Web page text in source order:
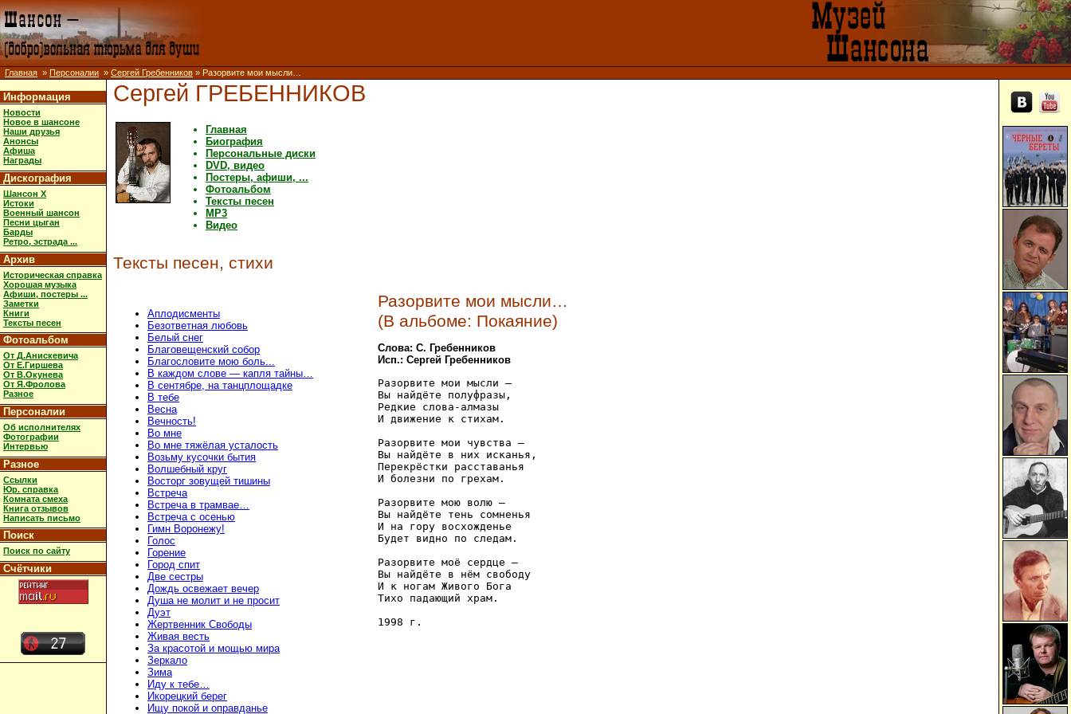
Главная » Персоналии » Сергей Гребенников » Разорвите мои мысли…
Информация
Новости
Новое в шансоне
Наши друзья
Анонсы
Афиша
Награды
Дискография
Шансон X
Истоки
Военный шансон
Песни цыган
Барды
Ретро, эстрада ...
Архив
Историческая справка
Хорошая музыка
Афиши, постеры ...
Заметки
Книги
Тексты песен
Фотоальбом
От Д.Анискевича
От Е.Гиршева
От В.Окунева
От Я.Фролова
Разное
Персоналии
Об исполнителях
Фотографии
Интервью
Разное
Ссылки
Юр. справка
Комната смеха
Книга отзывов
Написать письмо
Поиск
Поиск по сайту
Счётчики
Сергей ГРЕБЕННИКОВ
Главная
Биография
Персональные диски
DVD, видео
Постеры, афиши, ...
Фотоальбом
Тексты песен
MP3
Видео
Тексты песен, стихи
Аплодисменты
Безответная любовь
Белый снег
Благовещенский собор
Благословите мою боль...
В каждом слове — капля тайны…
В сентябре, на танцплощадке
В тебе
Весна
Вечность!
Во мне
Во мне тяжёлая усталость
Возьму кусочки бытия
Волшебный круг
Восторг зовущей тишины
Встреча
Встреча в трамвае…
Встреча с осенью
Гимн Воронежу!
Голос
Горение
Город спит
Две сестры
Дождь освежает вечер
Душа не молит и не просит
Дуэт
Жертвенник Свободы
Живая весть
За красотой и мощью мира
Зеркало
Зима
Иду к тебе…
Икорецкий берег
Ищу покой и оправданье
Разорвите мои мысли…
(В альбоме: Покаяние)
Слова: С. Гребенников
Исп.: Сергей Гребенников
Разорвите мои мысли —
Вы найдёте полуфразы,
Редкие слова-алмазы
И движение к стихам.
Разорвите мои чувства —
Вы найдёте в них исканья,
Перекрёстки расставанья
И болезни по грехам.
Разорвите мою волю —
Вы найдёте тень сомненья
И на гору восхожденье
Будет видно по следам.
Разорвите моё сердце —
Вы найдёте в нём свободу
И к ногам Живого Бога
Тихо падающий храм.
1998 г.